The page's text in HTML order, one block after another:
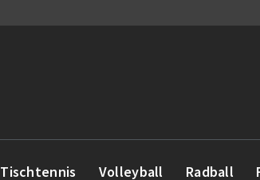
Tischtennis Volleyball Radball